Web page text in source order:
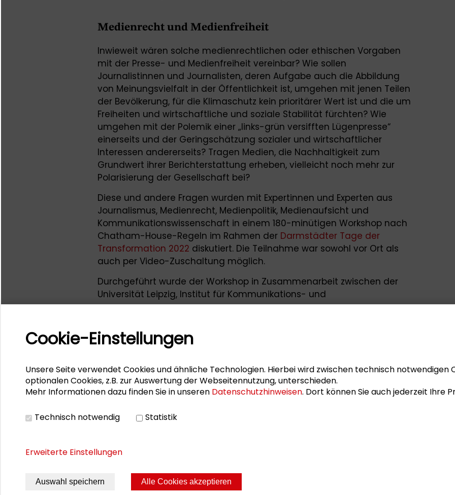
Medienrecht und Medienfreiheit
Inwieweit wären solche medienrechtlichen oder ethischen Vorgaben
mit der Presse- und Medienfreiheit vereinbar? Wie sollen
Journalistinnen und Journalisten, deren Aufgabe auch die Abbildung
von Meinungsvielfalt in der Öffentlichkeit ist, umgehen mit jenen Teilen
der Bevölkerung, für die Klimaschutz kein prioritärer Wert ist und die um
Freiheiten und wirtschaftliche und soziale Stabilität fürchten? Wie
umgehen mit der Polemik einer „links-grün versifften Lügenpresse“
einerseits und der Geringschätzung sozialer und wirtschaftlicher
Interessen andererseits? Tragen Medien, die Nachhaltigkeit zum
Grundwert ihrer Berichterstattung erheben, vielleicht noch mehr zur
Polarisierung der Gesellschaft bei?
Diese und andere Fragen wurden mit Expertinnen und Experten aus
Journalismus, Medienrecht, Medienpolitik, Medienaufsicht und
Kommunikationswissenschaft in einem 180-minütigen Workshop nach
Chatham-House-Regeln im Rahmen der Darmstädter Tage der
Transformation 2022 diskutiert. Die Teilnahme war sowohl vor Ort als
auch per Video-Zuschaltung möglich.
Durchgeführt wurde der Workshop in Zusammenarbeit zwischen der
Universität Leipzig, Institut für Kommunikations- und
Medienwissenschaft, und der Schader-Stiftung.
Generationensowie im
Ansprechpartner der Schader-Stiftung ist:
Alexander Gemeinhardt
Dr. Uwe Krüger
Seite drucken Sitemap Impressum
Cookie-Einstellungen
Unsere Seite verwendet Cookies und ähnliche Technologien. Hierbei wird zwischen technisch
optionalen Cookies, z.B. zur Auswertung der Webseitennutzung, unterschieden.
Mehr Informationen dazu finden Sie in unseren Datenschutzhinweisen. Dort können Sie auch jederzeit Ihre
Technisch notwendig Statistik
Erweiterte Einstellungen
Auswahl speichern Alle Cookies akzeptieren